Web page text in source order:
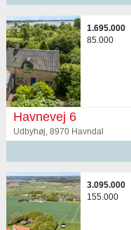
1.695.000
85.000
Havnevej 6
Udbyhøj, 8970 Havndal
3.095.000
155.000